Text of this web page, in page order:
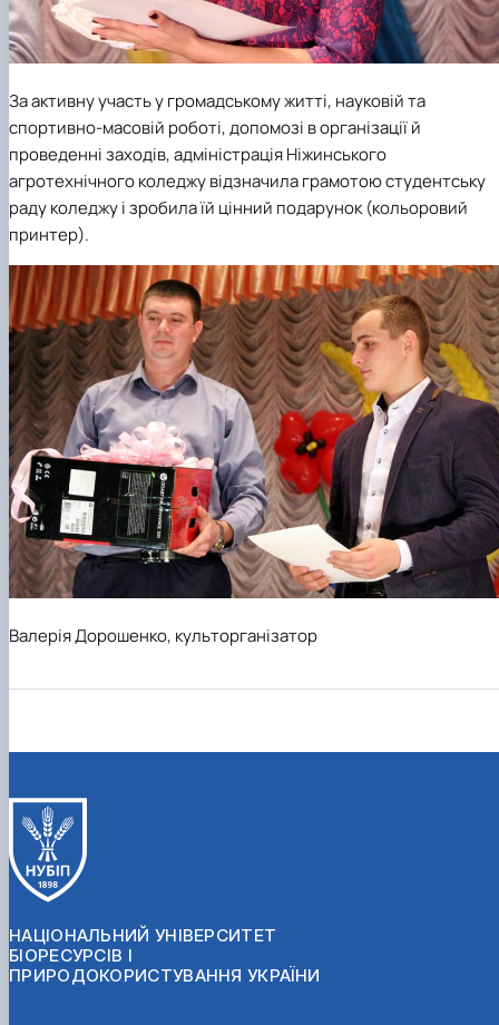
За активну участь у громадському житті, науковій та
спортивно-масовій роботі, допомозі в організації й
проведенні заходів, адміністрація Ніжинського
агротехнічного коледжу відзначила грамотою студентську
раду коледжу і зробила їй цінний подарунок (кольоровий
принтер).
Валерія Дорошенко, культорганізатор
НАЦІОНАЛЬНИЙ УНІВЕРСИТЕТ
БІОРЕСУРСІВ І
ПРИРОДОКОРИСТУВАННЯ УКРАЇНИ